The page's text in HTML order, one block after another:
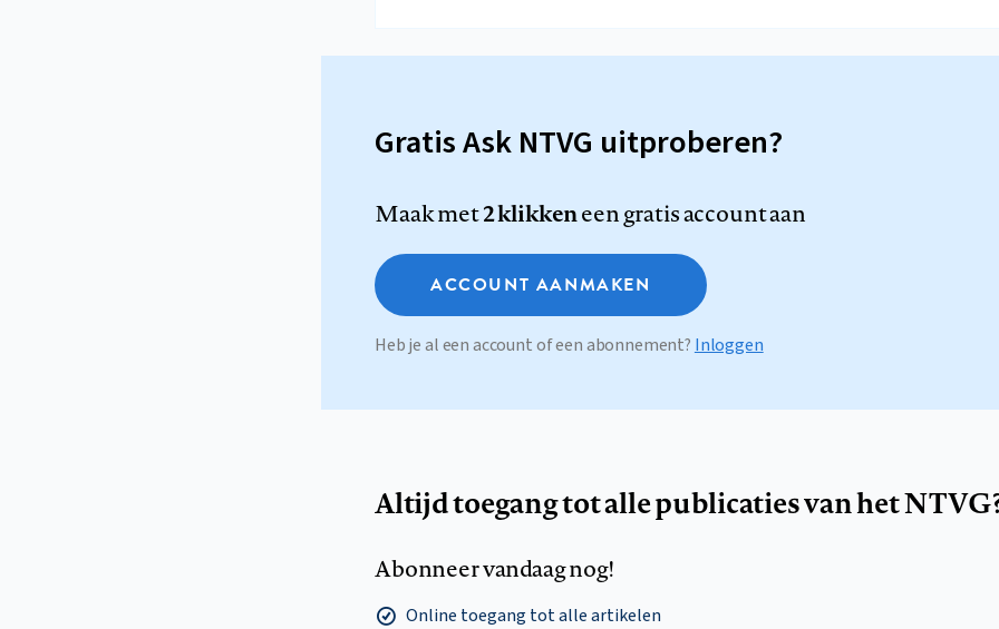
Gratis Ask NTVG uitproberen?
Maak met2 klikkeneen gratis account aan
ACCOUNT AANMAKEN
Heb je al een account of een abonnement? Inloggen
Altijd toegang tot alle publicaties van het
Abonneer vandaag nog!
Online toegang tot alle artikelen